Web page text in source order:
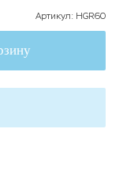
Артикул: HGR60